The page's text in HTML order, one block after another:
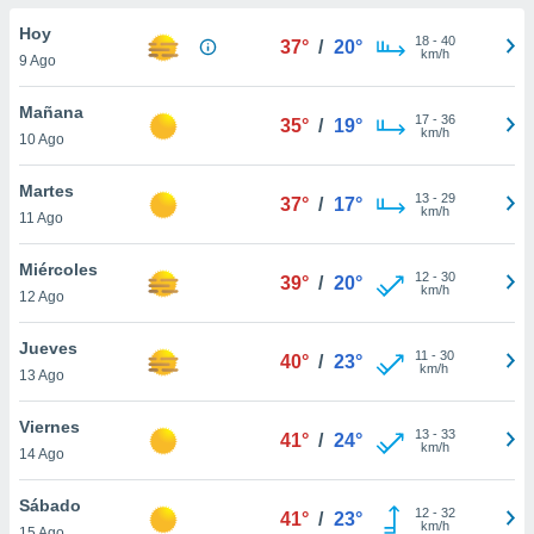
en
y
disponible
cookies
aceptar
Hoy
9 Ago
37° / 20° 18- 40
km/h
Mañana
10 Ago
35° / 19° 17- 36
km/h
Martes
11 Ago
37° / 17° 13- 29
km/h
Miércoles
12 Ago
39° / 20° 12- 30
km/h
Jueves
13 Ago
40° / 23° 11 - 30
km/h
Viernes
14 Ago
41° / 24° 13- 33
km/h
Sábado
41° / 23° 12- 32
km/h